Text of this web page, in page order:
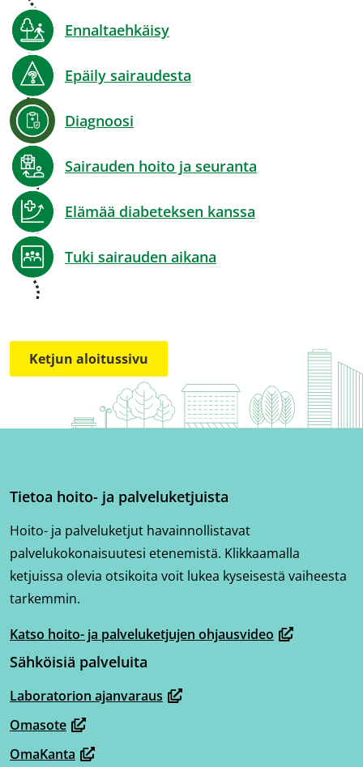
Ennaltaehkäisy
Epäily sairaudesta
Diagnoosi
Sairauden hoito ja seuranta
Elämää diabeteksen kanssa
Tuki sairauden aikana
Ketjun aloitussivu
Tietoa hoito- ja palveluketjuista
Hoito- ja palveluketjut havainnollistavat
palvelukokonaisuutesi etenemistä. Klikkaamalla
ketjuissa olevia otsikoita voit lukea kyseisestä vaiheesta
tarkemmin.
Katso hoito- ja palveluketjujen ohjausvideo
(avautuu
uuteen
ikkunaan,
toiseen
palveluun)
Sähköisiä palveluita
Laboratorion ajanvaraus
(avautuu
uuteen
ikkunaan,
Omasote
(avautuu
uuteen
OmaKanta